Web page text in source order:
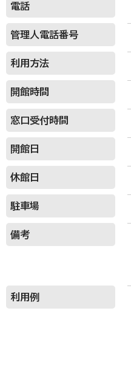
電話
管理人電話番号
利用方法
開館時間
窓口受付時間
開館日
休館日
駐車場
備考
利用例